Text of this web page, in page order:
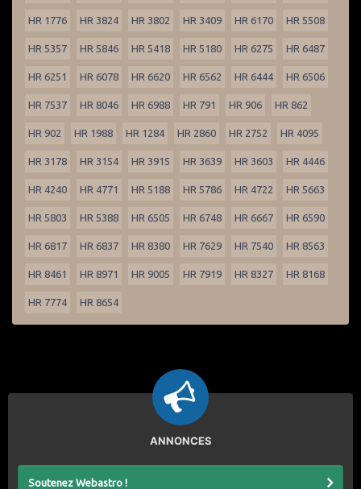
HR 1776 HR 3824 HR 3802 HR 3409 HR 6170 HR 5508
HR 5357 HR 5846 HR 5418 HR 5180 HR 6275 HR 6487
HR 6251 HR 6078 HR 6620 HR 6562 HR 6444 HR 6506
HR 7537 HR 8046 HR 6988 HR 791 HR 906 HR 862
HR 902 HR 1988 HR 1284 HR 2860 HR 2752 HR 4095
HR 3178 HR 3154 HR 3915 HR 3639 HR 3603 HR 4446
HR 4240 HR 4771 HR 5188 HR 5786 HR 4722 HR 5663
HR 5803 HR 5388 HR 6505 HR 6748 HR 6667 HR 6590
HR 6817 HR 6837 HR 8380 HR 7629 HR 7540 HR 8563
HR 8461 HR 8971 HR 9005 HR 7919 HR 8327 HR 8168
HR 7774 HR 8654
ANNONCES
Soutenez Webastro !